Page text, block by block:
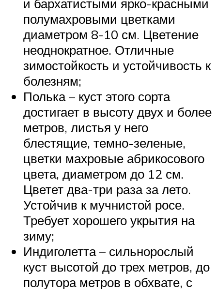
и бархатистыми ярко-красными
полумахровыми цветками
диаметром 8-10 см. Цветение
неоднократное. Отличные
зимостойкость и устойчивость к
болезням;
Полька – куст этого сорта
достигает в высоту двух и более
метров, листья у него
блестящие, темно-зеленые,
цветки махровые абрикосового
цвета, диаметром до 12 см.
Цветет два-три раза за лето.
Устойчив к мучнистой росе.
Требует хорошего укрытия на
зиму;
Индиголетта – сильнорослый
куст высотой до трех метров, до
полутора метров в обхвате, с